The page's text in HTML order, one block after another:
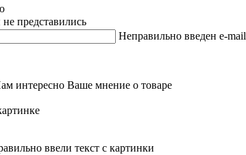
представились
Неправильно введен e-mail
интересно Ваше мнение о товаре
ввели текст с картинки